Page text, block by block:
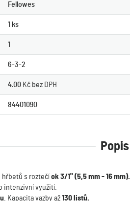
Fellowes
1 ks
1
6-3-2
4.00 Kč bez DPH
84401090
Popis
hřbetů s roztečíok 3/1" (5,5 mm - 16 mm).
intenzivní využití.
. Kapacita vazby až130 listů.